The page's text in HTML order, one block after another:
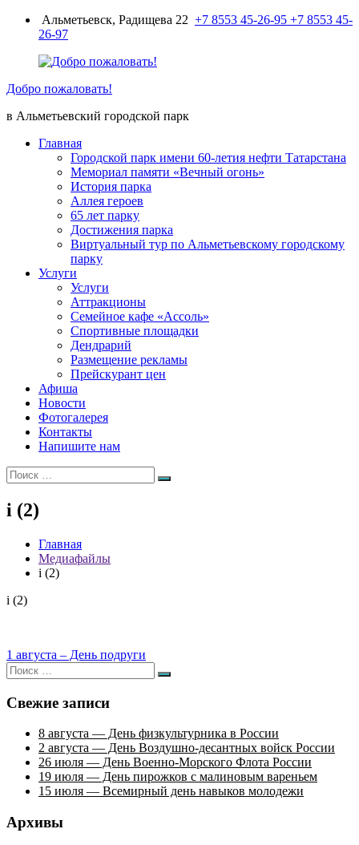
ПерейтиАльметьевск, Радищева 22 +7 8553 45-26-95 +7 8553 45-
26-97
Добро пожаловать!
в Альметьевский городской парк
Главная
Городской парк имени 60-летия нефти Татарстана
Мемориал памяти «Вечный огонь»
История парка
Аллея героев
65 лет парку
Достижения парка
Виртуальный тур по Альметьевскому городскому
парку
Услуги
Услуги
Аттракционы
Семейное кафе «Ассоль»
Спортивные площадки
Дендрарий
Размещение рекламы
Прейскурант цен
Афиша
Новости
Фотогалерея
Контакты
Напишите нам
Искать:
Поиск
i (2)
Главная
Медиафайлы
i (2)
i (2)
Навигация
по
записям
1 августа – День подруги
Искать:
Поиск
Свежие записи
8 августа — День физкультурника в России
2 августа — День Воздушно-десантных войск России
26 июля — День Военно-Морского Флота России
19 июля — День пирожков с малиновым вареньем
15 июля — Всемирный день навыков молодежи
Архивы